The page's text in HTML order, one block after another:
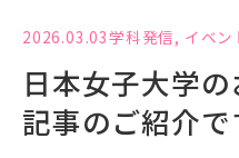
2026.03.03学科発信, イベン
日本女子大学
記事のご紹介で